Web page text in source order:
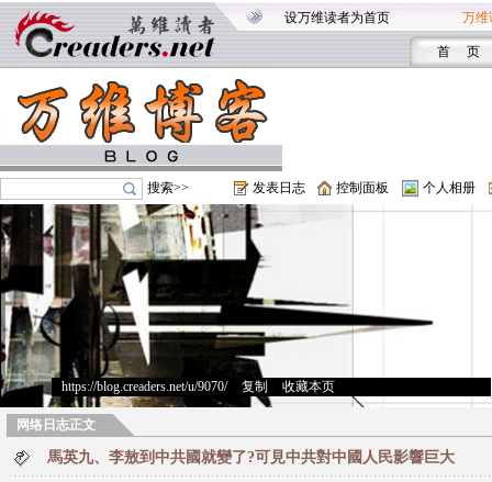
设万维读者为首页 万维
首 页
搜索>> 发表日志 控制面板 个人相册
https://blog.creaders.net/u/9070/> 复制 收藏本页
网络日志正文
馬英九、李敖到中共國就變了?可見中共對中國人民影響巨大